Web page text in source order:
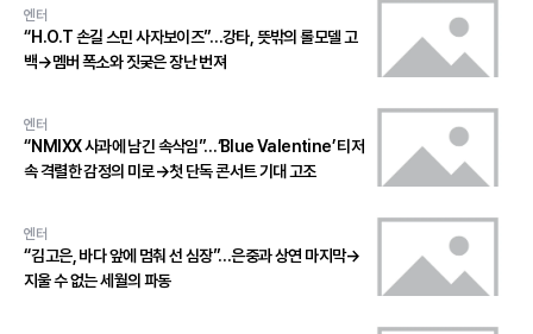
엔터
“H.O.T 손길 스민 사자보이즈”…강타, 뜻밖의 롤모델 고
백→멤버 폭소와 짓궂은 장난 번져
엔터
“NMIXX 사과에 남긴 속삭임”…‘Blue Valentine’ 티저
속 격렬한 감정의 미로→첫 단독 콘서트 기대 고조
엔터
“김고은, 바다 앞에 멈춰 선 심장”…은중과 상연 마지막→
지울 수 없는 세월의 파동